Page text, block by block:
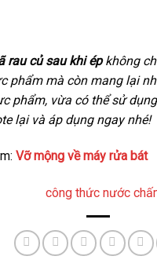
rau củ sau khi épkhông
phẩm mà còn mang lại
phẩm, vừa có thể sử
lại và áp dụng ngay nhé!
Vỡ mộng về máy rửa bát